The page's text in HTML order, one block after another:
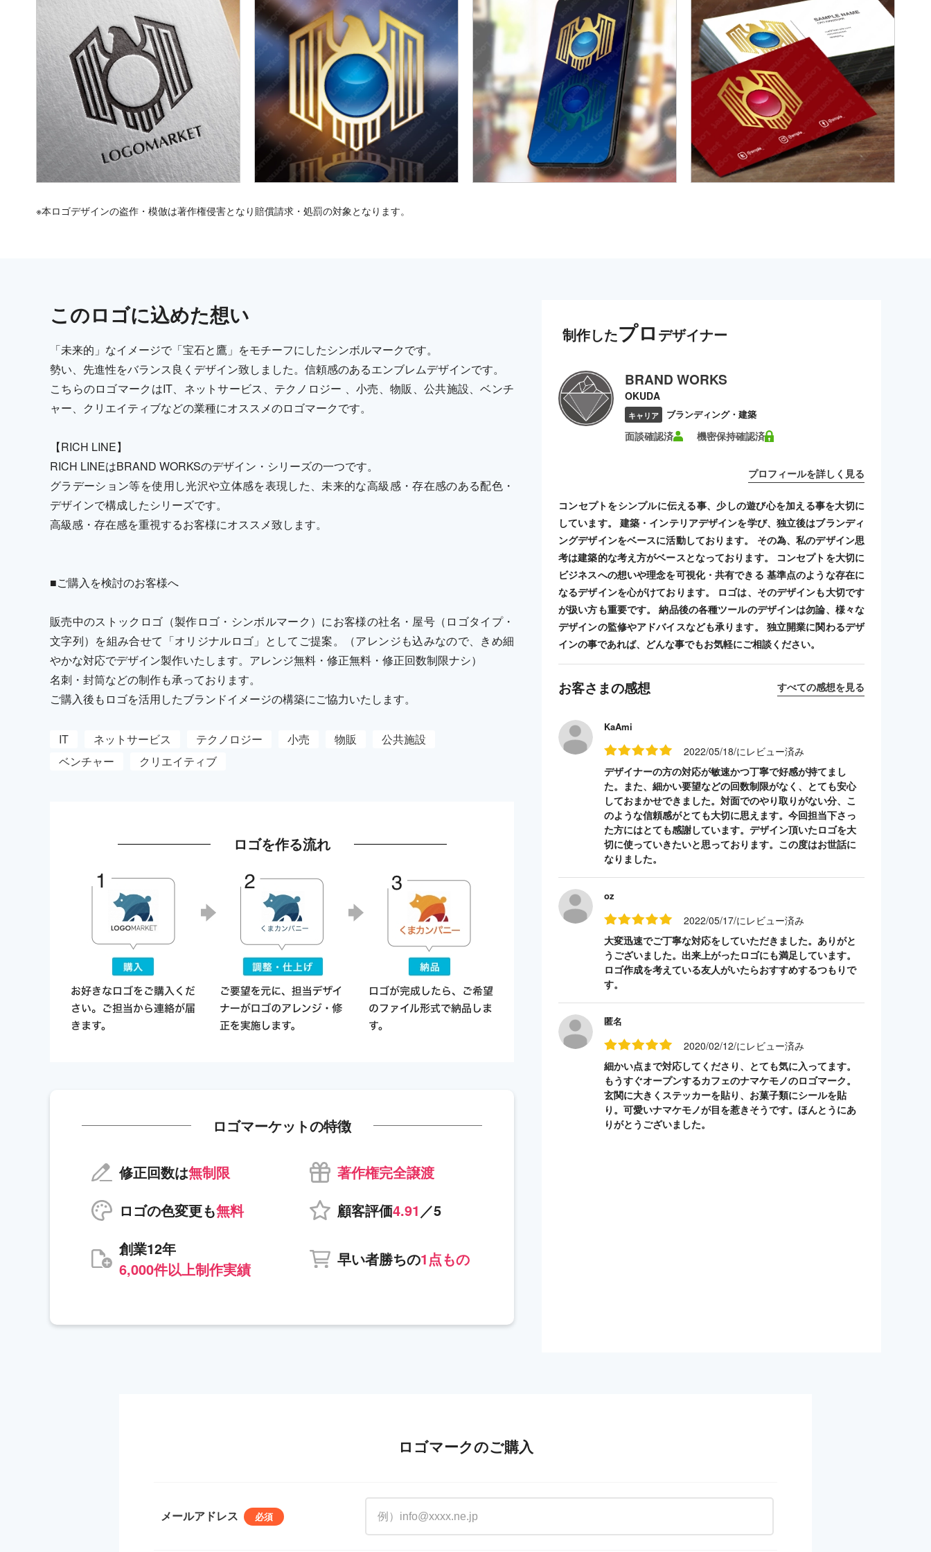
※本ロゴデザインの盗作・模倣は著作権侵害となり賠償請求・処罰の対象となります。
このロゴに込めた想い
「未来的」なイメージで「宝石と鷹」をモチーフにしたシンボルマークです。
勢い、先進性をバランス良くデザイン致しました。信頼感のあるエンブレムデザインです。
こちらのロゴマークはIT、ネットサービス、テクノロジー 、小売、物販、公共施設、ベンチ
ャー、クリエイティブなどの業種にオススメのロゴマークです。
【RICH LINE】
RICH LINEはBRAND WORKSのデザイン・シリーズの一つです。
グラデーション等を使用し光沢や立体感を表現した、未来的な高級感・存在感のある配色・
デザインで構成したシリーズです。
高級感・存在感を重視するお客様にオススメ致します。
■ご購入を検討のお客様へ
販売中のストックロゴ（製作ロゴ・シンボルマーク）にお客様の社名・屋号（ロゴタイプ・
文字列）を組み合せて「オリジナルロゴ」としてご提案。（アレンジも込みなので、きめ細
やかな対応でデザイン製作いたします。アレンジ無料・修正無料・修正回数制限ナシ）
名刺・封筒などの制作も承っております。
ご購入後もロゴを活用したブランドイメージの構築にご協力いたします。
IT ネットサービス テクノロジー 小売 物販
公共施設
ベンチャー
クリエイティブ
ロゴを作る流れ
ロゴマーケットの特徴
修正回数は無制限
著作権完全譲渡
ロゴの色変更も無料 顧客評価4.91 ／5
創業12年
6,000件以上制作実績
早い者勝ちの1点もの
制作したプロ デザイナー
BRAND WORKS
OKUDA
キャリア ブランディング・建築
面談確認済 機密保持確認済
プロフィールを詳しく見る
コンセプトをシンプルに伝える事、少しの遊び心を加える事を大切に
しています。 建築・インテリアデザインを学び、独立後はブランディ
ングデザインをベースに活動しております。 その為、私のデザイン思
考は建築的な考え方がベースとなっております。 コンセプトを大切に
ビジネスへの想いや理念を可視化・共有できる 基準点のような存在に
なるデザインを心がけております。 ロゴは、そのデザインも大切です
が扱い方も重要です。 納品後の各種ツールのデザインは勿論、様々な
デザインの監修やアドバイスなども承ります。 独立開業に関わるデザ
インの事であれば、どんな事でもお気軽にご相談ください。
お客さまの感想 すべての感想を見る
KaAmi
2022/05/18/にレビュー済み
デザイナーの方の対応が敏速かつ丁寧で好感が持てまし
た。また、細かい要望などの回数制限がなく、とても安心
しておまかせできました。対面でのやり取りがない分、こ
のような信頼感がとても大切に思えます。今回担当下さっ
た方にはとても感謝しています。デザイン頂いたロゴを大
切に使っていきたいと思っております。この度はお世話に
なりました。
oz
2022/05/17/にレビュー済み
大変迅速でご丁寧な対応をしていただきました。ありがと
うございました。出来上がったロゴにも満足しています。
ロゴ作成を考えている友人がいたらおすすめするつもりで
す。
匿名
2020/02/12/にレビュー済み
細かい点まで対応してくださり、とても気に入ってます。
もうすぐオープンするカフェのナマケモノのロゴマーク。
玄関に大きくステッカーを貼り、お菓子類にシールを貼
り。可愛いナマケモノが目を惹きそうです。ほんとうにあ
りがとうございました。
ロゴマークのご購入
メールアドレス